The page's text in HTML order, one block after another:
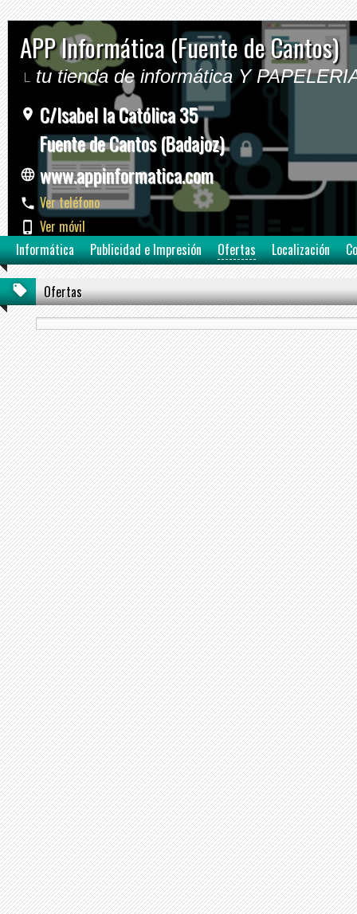
APP Informática (Fuente de Cantos)
tu tienda de informática Y
C/Isabel la Católica 35
Fuente de Cantos (Badajoz)
www.appinformatica.com
Ver teléfono
Ver móvil
Informática
Publicidad e Impresión Ofertas Localización
Ofertas